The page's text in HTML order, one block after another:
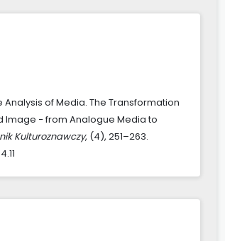
of Media. The Transformation
Image − from Analogue Media to
Kulturoznawczy, (4), 251–263.